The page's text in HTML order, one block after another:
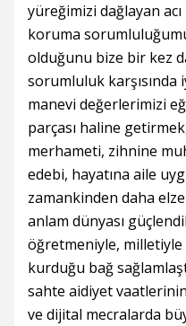
yüreğimizi dağlayan acı
koruma
olduğunu bize bir kez
sorumluluk
manevi değerlerimizi
parçası haline
merhameti, zihnine
edebi, hayatına aile
zamankinden daha
anlam dünyası
öğretmeniyle, milletiyle
kurduğu bağ
sahte aidiyet
ve dijital mecralarda